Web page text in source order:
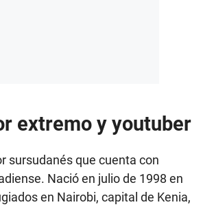
extremo y youtuber
sursudanés que cuenta con
Nació en julio de 1998 en
en Nairobi, capital de Kenia,